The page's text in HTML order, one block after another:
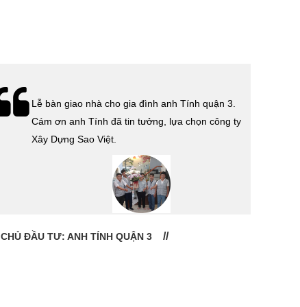
Lễ bàn giao nhà cho gia đình anh Tính quận 3.
Cám ơn anh Tính đã tin tưởng, lựa chọn công ty
Xây Dựng Sao Việt.
CHỦ ĐẦU TƯ: ANH TÍNH QUẬN 3